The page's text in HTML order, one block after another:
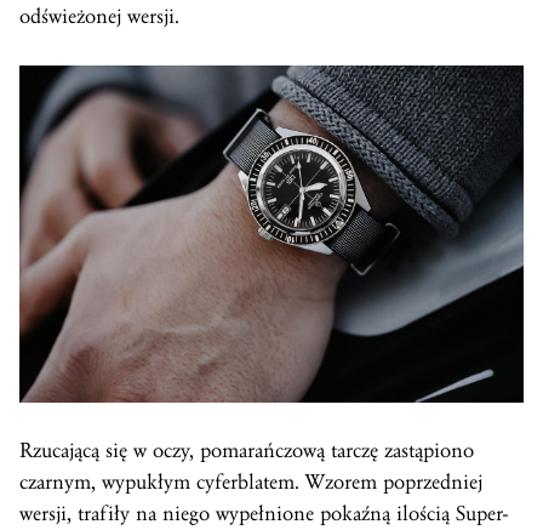
odświeżonej wersji.
Rzucającą się w oczy, pomarańczową tarczę zastąpiono
czarnym, wypukłym cyferblatem. Wzorem poprzedniej
wersji, trafiły na niego wypełnione pokaźną ilością Super-